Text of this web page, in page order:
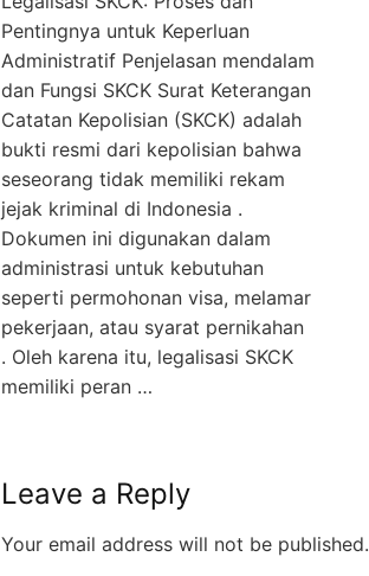
Pentingnya untuk Keperluan
Administratif Penjelasan mendalam
dan Fungsi SKCK Surat Keterangan
Catatan Kepolisian (SKCK) adalah
bukti resmi dari kepolisian bahwa
seseorang tidak memiliki rekam
jejak kriminal di Indonesia .
Dokumen ini digunakan dalam
administrasi untuk kebutuhan
seperti permohonan visa, melamar
pekerjaan, atau syarat pernikahan
. Oleh karena itu, legalisasi SKCK
memiliki peran …
Leave a Reply
Your email address will not be published.